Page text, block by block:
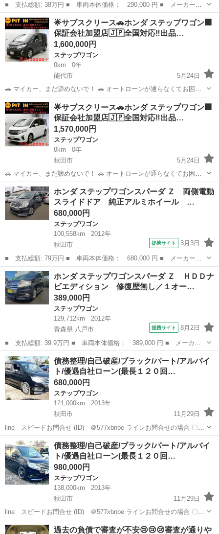
■ 支払総額: 38万円 ■ 車両本体価格： 290,000 円 ■ メーカー
名： ホンダ ■ 車種名： ステップワゴンスパーダ ■ グレード
名： Ｚ 《４ＷＤ》《後期モデル》《ＳＤナビフルセグＢｌｕｅｔ
ｏｏｔｈバックカメ...
宮城 仙台市 ステップワゴン
︎🌟サブスクリース🚗ホンダ ステップワゴン🏢
保証会社加盟店🇯🇵全国対応‼️出品…
1,600,000円
ステップワゴン
0km
0年
能代市
5月24日
🚗 マイカー、まだ諦めないで！ 🚗 オートローンが通らなくてお困り
の方へ。 当店独自の「サブスクリース」で、ご希望のお車に乗りませ
んか？ ​🚘 【車両詳細】 🚘 ■ ホンダ ステップワゴン ■ 年式：平成28年
■ 走行距...
秋田 能代市 ステップワゴン
︎🌟サブスクリース🚗ホンダ ステップワゴン🏢
保証会社加盟店🇯🇵全国対応‼️出品…
1,570,000円
ステップワゴン
0km
0年
秋田市
5月24日
🚗 マイカー、まだ諦めないで！ 🚗 オートローンが通らなくてお困り
の方へ。 当店独自の「サブスクリース」で、ご希望のお車に乗りませ
んか？ ​🚘 【車両詳細】 🚘 ■ ホンダ ステップワゴン ■ 年式：平成27年
■ 走行距...
秋田 秋田市 ステップワゴン 車両
ホンダ ステップワゴンスパーダ Ｚ 両側電動
スライドドア 純正アルミホイール …
680,000円
ステップワゴン
100,558km
2012年
秋田市
提携サイト 3月3日
■ 支払総額: 79万円 ■ 車両本体価格： 680,000 円 ■ メーカー
名： ホンダ ■ 車種名： ステップワゴンスパーダ ■ グレード
名： Ｚ 両側電動スライドドア 純正アルミホイール バックカメ
ラ ＥＴＣ スマー...
秋田 秋田市 ステップワゴン
ホンダ ステップワゴンスパーダ Ｚ ＨＤＤナ
ビエディション 修復歴無し／１オー…
389,000円
ステップワゴン
129,712km
2012年
青森県 八戸市
提携サイト 8月2日
■ 支払総額: 39.9万円 ■ 車両本体価格： 389,000 円 ■ メーカー
名： ホンダ ■ 車種名： ステップワゴンスパーダ ■ グレード
名： Ｚ ＨＤＤナビエディション 修復歴無し／１オーナー／両側
パワスラ／純正...
青森 八戸市 ステップワゴン
債務整理/自己破産/ブラック/パート/アルバイ
ト/優遇自社ローン(最長１２０回…
680,000円
ステップワゴン
121,000km
2013年
秋田市
11月29日
line スピードお問合せ (ID) ＠577xbnbe ラインお問合せの場合 〇お
名前 お電話番号 在庫番号 スピード審査希望とメッセージをいた
だけますとスムーズにご対応おこなえます。 ...
秋田 秋田市 ステップワゴン スパーダ
債務整理/自己破産/ブラック/パート/アルバイ
ト/優遇自社ローン(最長１２０回…
980,000円
ステップワゴン
138,000km
2013年
秋田市
11月29日
line スピードお問合せ (ID) ＠577xbnbe ラインお問合せの場合 〇お
名前 お電話番号 在庫番号 スピード審査希望とメッセージをいた
だけますとスムーズにご対応おこなえます。 ...
秋田 秋田市 ステップワゴン スパーダ
過去の負債で審査が不安😢😢😢審査が通りや